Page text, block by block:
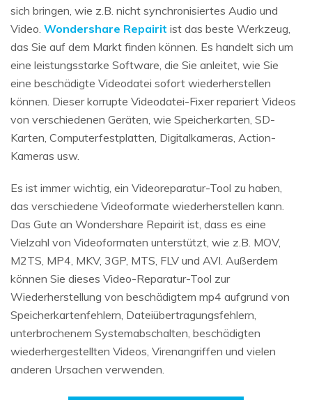
sich bringen, wie z.B. nicht synchronisiertes Audio und
Video. Wondershare Repairit ist das beste Werkzeug,
das Sie auf dem Markt finden können. Es handelt sich um
eine leistungsstarke Software, die Sie anleitet, wie Sie
eine beschädigte Videodatei sofort wiederherstellen
können. Dieser korrupte Videodatei-Fixer repariert Videos
von verschiedenen Geräten, wie Speicherkarten, SD-
Karten, Computerfestplatten, Digitalkameras, Action-
Kameras usw.
Es ist immer wichtig, ein Videoreparatur-Tool zu haben,
das verschiedene Videoformate wiederherstellen kann.
Das Gute an Wondershare Repairit ist, dass es eine
Vielzahl von Videoformaten unterstützt, wie z.B. MOV,
M2TS, MP4, MKV, 3GP, MTS, FLV und AVI. Außerdem
können Sie dieses Video-Reparatur-Tool zur
Wiederherstellung von beschädigtem mp4 aufgrund von
Speicherkartenfehlern, Dateiübertragungsfehlern,
unterbrochenem Systemabschalten, beschädigten
wiederhergestellten Videos, Virenangriffen und vielen
anderen Ursachen verwenden.